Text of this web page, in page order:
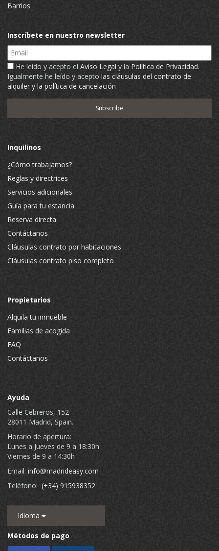
Barrios
Inscríbete en nuestro newsletter
Email
He leído y acepto el Aviso Legal y la Política de Privacidad.
Igualmente he leído y acepto las cláusulas del contrato de
alquiler y la política de cancelación
Inquilinos
¿Cómo trabajamos?
Reglas y directrices
Servicios adicionales
Guía para tu estancia
Reserva directa
Contáctanos
Cláusulas contrato por habitaciones
Cláusulas contrato piso completo
Propietarios
Alquila tu inmueble
Familias de acogida
FAQ
Contáctanos
Ayuda
Calle Cebreros, 152
28011 Madrid, Spain.
Horario de apertura:
Lunes a Jueves de 9 a 18:30h
Viernes de 9 a 14:30h
Email: info@madrideasy.com
Teléfono: (+34) 915938352
Idioma
Métodos de pago